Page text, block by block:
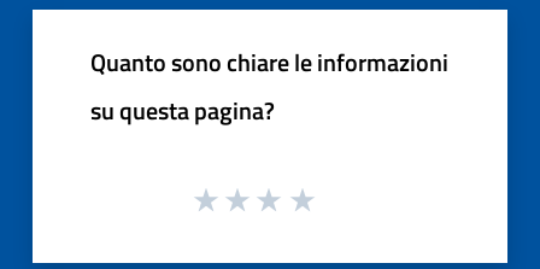
Quanto sono chiare le informazioni
su questa pagina?